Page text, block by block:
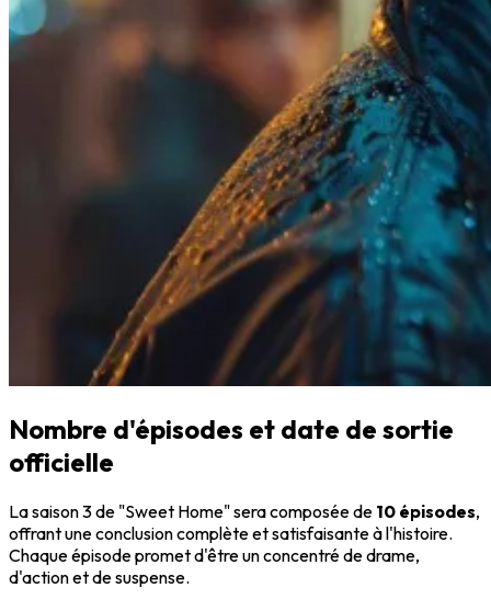
Nombre d'épisodes et date de sortie
officielle
La saison 3 de "Sweet Home" sera composée de 10 épisodes,
offrant une conclusion complète et satisfaisante à l'histoire.
Chaque épisode promet d'être un concentré de drame,
d'action et de suspense.